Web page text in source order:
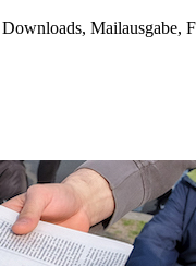
Mailausgabe,